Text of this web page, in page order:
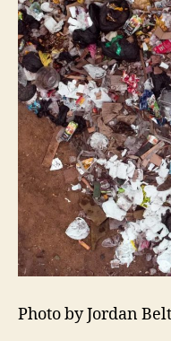
Photo by Jordan